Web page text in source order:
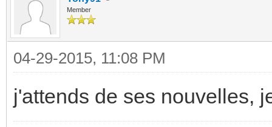
Member
04-29-2015, 11:08 PM
j'attends de ses nouvelles,